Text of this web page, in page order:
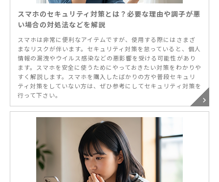
スマホのセキュリティ対策とは？必要な理由や調子が悪
い場合の対処法などを解説
スマホは非常に便利なアイテムですが、使用する際にはさまざ
まなリスクが伴います。セキュリティ対策を怠っていると、個人
情報の漏洩やウイルス感染などの悪影響を受ける可能性があり
ます。スマホを安全に使うためにやっておきたい対策をわかりや
すく解説します。スマホを購入したばかりの方や普段セキュリ
ティ対策をしていない方は、ぜひ参考にしてセキュリティ対策を
行って下さい。